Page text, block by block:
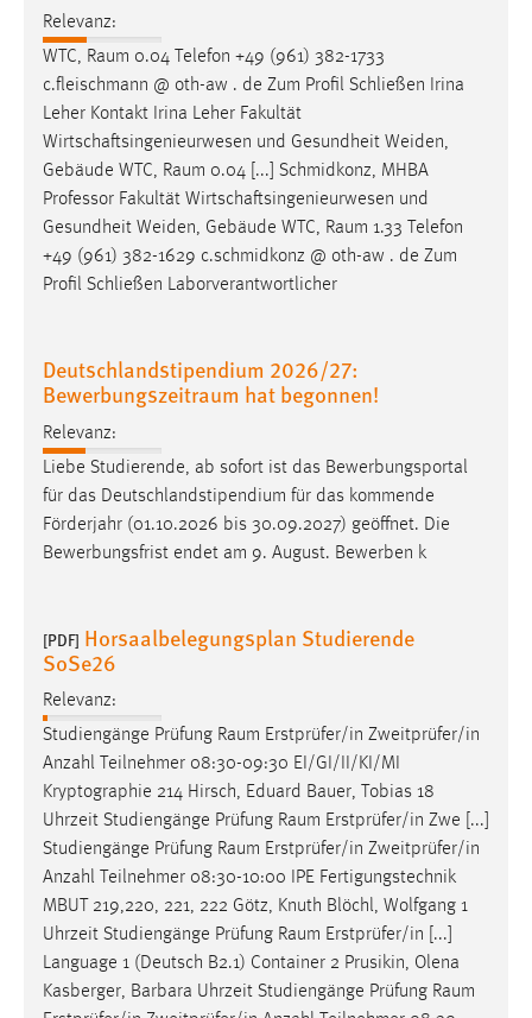
Relevanz:
WTC, Raum 0.04 Telefon +49 (961) 382-1733
c.fleischmann @ oth-aw . de Zum Profil Schließen Irina
Leher Kontakt Irina Leher Fakultät
Wirtschaftsingenieurwesen und Gesundheit Weiden,
Gebäude WTC, Raum 0.04 [...] Schmidkonz, MHBA
Professor Fakultät Wirtschaftsingenieurwesen und
Gesundheit Weiden, Gebäude WTC, Raum 1.33 Telefon
+49 (961) 382-1629 c.schmidkonz @ oth-aw . de Zum
Profil Schließen Laborverantwortlicher
Deutschlandstipendium 2026/27:
Bewerbungszeitraum hat begonnen!
Relevanz:
Liebe Studierende, ab sofort ist das Bewerbungsportal
für das Deutschlandstipendium für das kommende
Förderjahr (01.10.2026 bis 30.09.2027) geöffnet. Die
Bewerbungsfrist endet am 9. August. Bewerben k
[PDF] Horsaalbelegungsplan Studierende
SoSe26
Relevanz:
Studiengänge Prüfung Raum Erstprüfer/in Zweitprüfer/in
Anzahl Teilnehmer 08:30-09:30 EI/GI/II/KI/MI
Kryptographie 214 Hirsch, Eduard Bauer, Tobias 18
Uhrzeit Studiengänge Prüfung Raum Erstprüfer/in Zwe [...]
Studiengänge Prüfung Raum Erstprüfer/in Zweitprüfer/in
Anzahl Teilnehmer 08:30-10:00 IPE Fertigungstechnik
MBUT 219,220, 221, 222 Götz, Knuth Blöchl, Wolfgang 1
Uhrzeit Studiengänge Prüfung Raum Erstprüfer/in [...]
Language 1 (Deutsch B2.1) Container 2 Prusikin, Olena
Kasberger, Barbara Uhrzeit Studiengänge Prüfung Raum